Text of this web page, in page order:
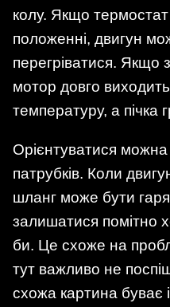
колу. Якщо
положенні, двигун
перегріватися. Якщо
мотор довго
температуру, а пічка
Орієнтуватися
патрубків. Коли
шланг може бути
залишатися помітно
би. Це схоже на
тут важливо не
схожа картина буває і